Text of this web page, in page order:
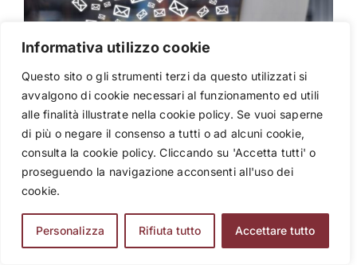
Informativa utilizzo cookie
Questo sito o gli strumenti terzi da questo utilizzati si
avvalgono di cookie necessari al funzionamento ed utili
alle finalità illustrate nella cookie policy. Se vuoi saperne
di più o negare il consenso a tutti o ad alcuni cookie,
consulta la cookie policy. Cliccando su 'Accetta tutti' o
proseguendo la navigazione acconsenti all'uso dei
cookie.
Personalizza Rifiuta tutto Accettare tutto
Trasforma l’incontro in
un’opportunità educativa e
relazionale
Perché un incontro informativo ben fatto non è